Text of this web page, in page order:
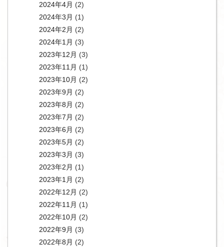
2024年4月 (2)
2024年3月 (1)
2024年2月 (2)
2024年1月 (3)
2023年12月 (3)
2023年11月 (1)
2023年10月 (2)
2023年9月 (2)
2023年8月 (2)
2023年7月 (2)
2023年6月 (2)
2023年5月 (2)
2023年3月 (3)
2023年2月 (1)
2023年1月 (2)
2022年12月 (2)
2022年11月 (1)
2022年10月 (2)
2022年9月 (3)
2022年8月 (2)